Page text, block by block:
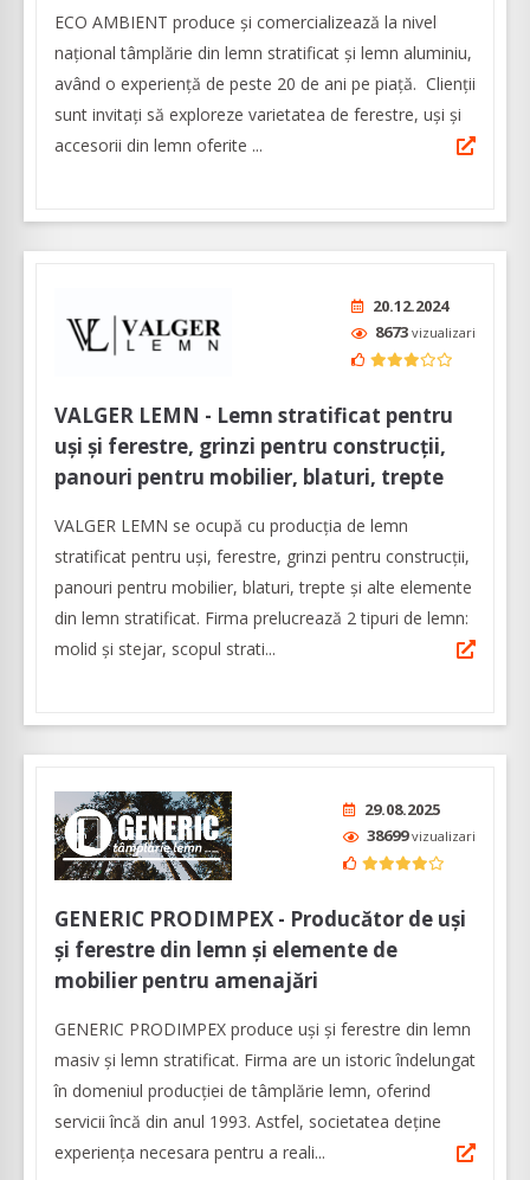
ECO AMBIENT produce şi comercializează la nivel
naţional tâmplărie din lemn stratificat şi lemn aluminiu,
având o experienţă de peste 20 de ani pe piaţă. Clienţii
sunt invitaţi să exploreze varietatea de ferestre, uşi şi
accesorii din lemn oferite ...
20.12.2024
8673 vizualizari
VALGER LEMN - Lemn stratificat pentru
uși și ferestre, grinzi pentru construcții,
panouri pentru mobilier, blaturi, trepte
VALGER LEMN se ocupă cu producția de lemn
stratificat pentru uși, ferestre, grinzi pentru construcții,
panouri pentru mobilier, blaturi, trepte și alte elemente
din lemn stratificat. Firma prelucrează 2 tipuri de lemn:
molid și stejar, scopul strati...
29.08.2025
38699vizualizari
GENERIC PRODIMPEX - Producător de uși
și ferestre din lemn și elemente de
mobilier pentru amenajări
GENERIC PRODIMPEX produce uşi şi ferestre din lemn
masiv şi lemn stratificat. Firma are un istoric îndelungat
în domeniul producției de tâmplărie lemn, oferind
servicii încă din anul 1993. Astfel, societatea deține
experiența necesara pentru a reali...